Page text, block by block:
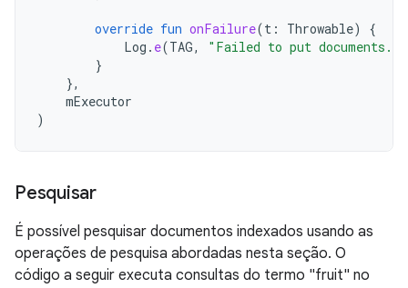
override fun onFailure(t : Throwable)
{
Log . e(TAG, "Failed to put documents."
}
},
mExecutor
)
Pesquisar
É possível pesquisar documentos indexados usando as
operações de pesquisa abordadas nesta seção. O
código a seguir executa consultas do termo "fruit" no